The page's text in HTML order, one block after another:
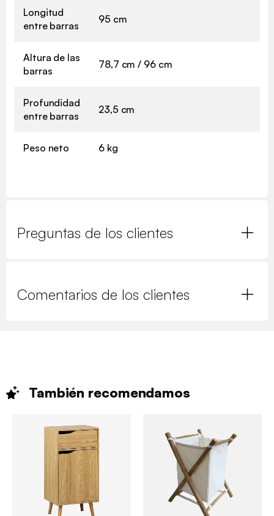
Longitud
entre barras
95 cm
Altura de las
barras
78,7 cm / 96 cm
Profundidad
entre barras
23,5 cm
Peso neto 6 kg
Preguntas de los clientes
Comentarios de los clientes
También recomendamos